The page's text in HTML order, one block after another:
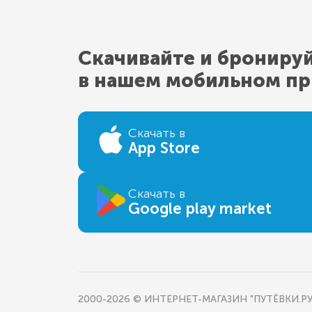
Скачивайте и
в нашем мобильном
Скачать в
App Store
Скачать в
Google play market
2000-2026 © ИНТЕРНЕТ-МАГАЗИН